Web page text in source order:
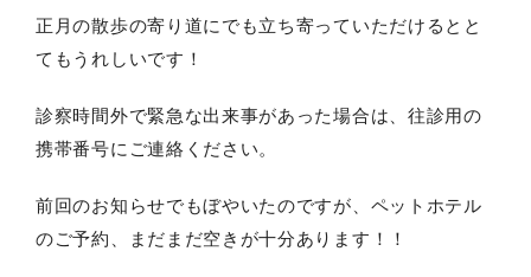
正月の散歩の寄り道にでも立ち寄っていただけるとと
てもうれしいです！
診察時間外で緊急な出来事があった場合は、往診用の
携帯番号にご連絡ください。
前回のお知らせでもぼやいたのですが、ペットホテル
のご予約、まだまだ空きが十分あります！！